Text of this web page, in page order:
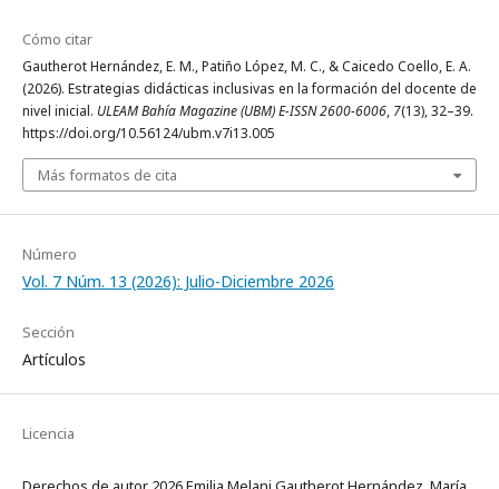
Cómo citar
Gautherot Hernández, E. M., Patiño López, M. C., & Caicedo Coello, E. A.
(2026). Estrategias didácticas inclusivas en la formación del docente de
nivel inicial. ULEAM Bahía Magazine (UBM) E-ISSN 2600-6006, 7(13), 32–39.
https://doi.org/10.56124/ubm.v7i13.005
Más formatos de cita
Número
Vol. 7 Núm. 13 (2026): Julio-Diciembre 2026
Sección
Artículos
Licencia